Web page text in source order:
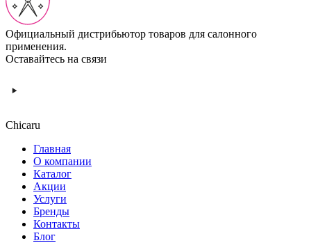
Официальный дистрибьютор товаров для салонного
применения.
Оставайтесь на связи
Chicaru
Главная
О компании
Каталог
Акции
Услуги
Бренды
Контакты
Блог